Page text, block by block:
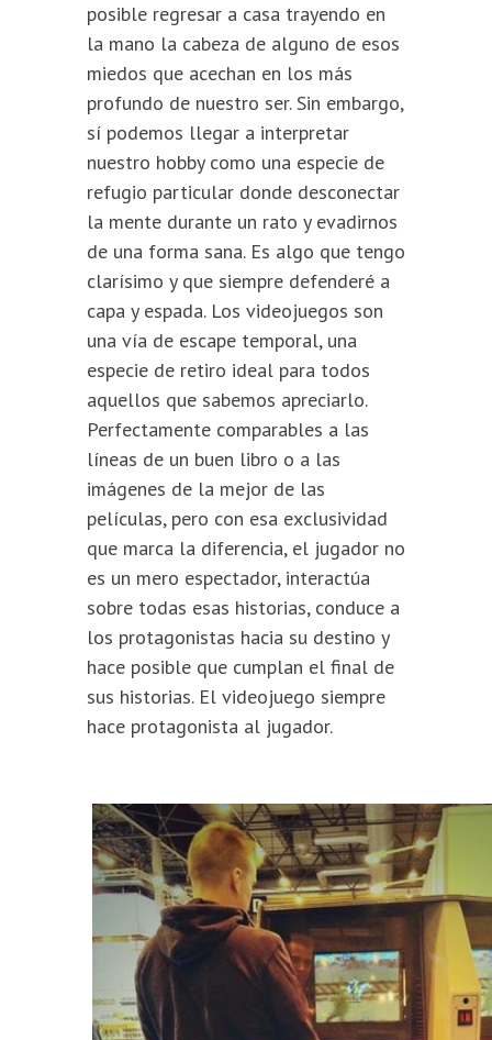
posible regresar a casa trayendo en
la mano la cabeza de alguno de esos
miedos que acechan en los más
profundo de nuestro ser. Sin embargo,
sí podemos llegar a interpretar
nuestro hobby como una especie de
refugio particular donde desconectar
la mente durante un rato y evadirnos
de una forma sana. Es algo que tengo
clarísimo y que siempre defenderé a
capa y espada. Los videojuegos son
una vía de escape temporal, una
especie de retiro ideal para todos
aquellos que sabemos apreciarlo.
Perfectamente comparables a las
líneas de un buen libro o a las
imágenes de la mejor de las
películas, pero con esa exclusividad
que marca la diferencia, el jugador no
es un mero espectador, interactúa
sobre todas esas historias, conduce a
los protagonistas hacia su destino y
hace posible que cumplan el final de
sus historias. El videojuego siempre
hace protagonista al jugador.